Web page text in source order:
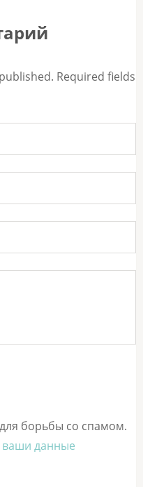
Required fields
борьбы со спамом.
ваши данные